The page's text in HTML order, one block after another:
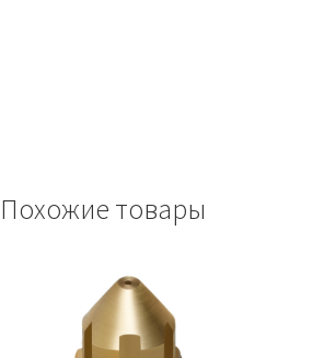
Похожие товары